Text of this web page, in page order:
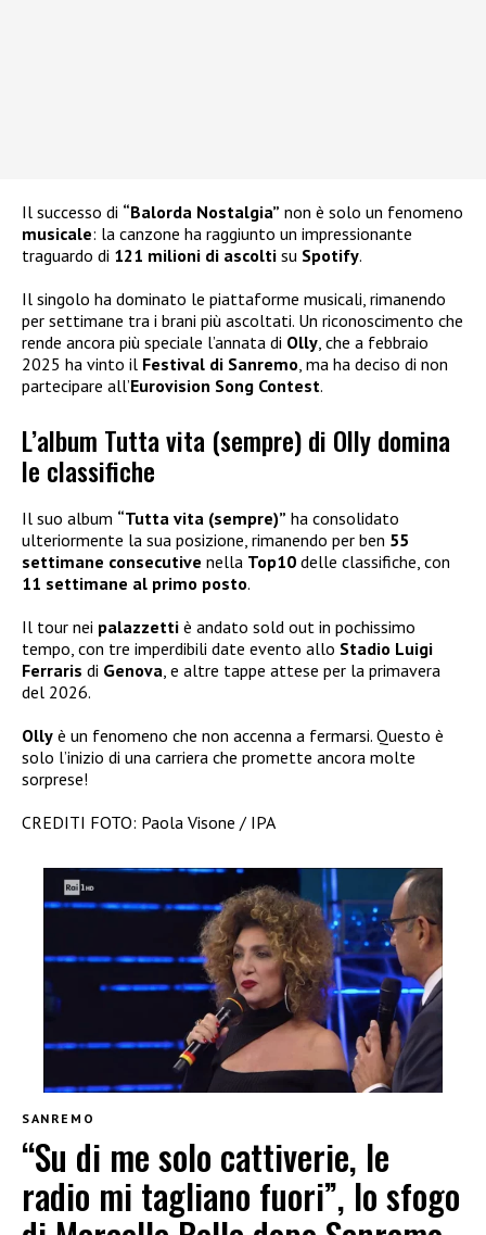
Il successo di “Balorda Nostalgia” non è solo un fenomeno
musicale: la canzone ha raggiunto un impressionante
traguardo di 121 milioni di ascolti su Spotify.
Il singolo ha dominato le piattaforme musicali, rimanendo
per settimane tra i brani più ascoltati. Un riconoscimento che
rende ancora più speciale l’annata di Olly , che a febbraio
2025 ha vinto il Festival di Sanremo , ma ha deciso di non
partecipare all’Eurovision Song Contest.
L’album Tutta vita (sempre) di Olly domina
le classifiche
Il suo album “Tutta vita (sempre)” ha consolidato
ulteriormente la sua posizione, rimanendo per ben 55
settimane consecutive nella Top10 delle classifiche, con
11 settimane al primo posto.
Il tour nei palazzetti è andato sold out in pochissimo
tempo, con tre imperdibili date evento allo Stadio Luigi
Ferraris di Genova, e altre tappe attese per la primavera
del 2026.
Olly è un fenomeno che non accenna a fermarsi. Questo è
solo l’inizio di una carriera che promette ancora molte
sorprese!
CREDITI FOTO: Paola Visone / IPA
SANREMO
“Su di me solo cattiverie, le
radio mi tagliano fuori”, lo sfogo